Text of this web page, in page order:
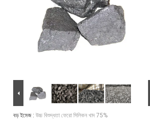
বড় ইমেজ : উচ্চ বিশুদ্ধতা ফেরো সিলিকন খাদ 75%